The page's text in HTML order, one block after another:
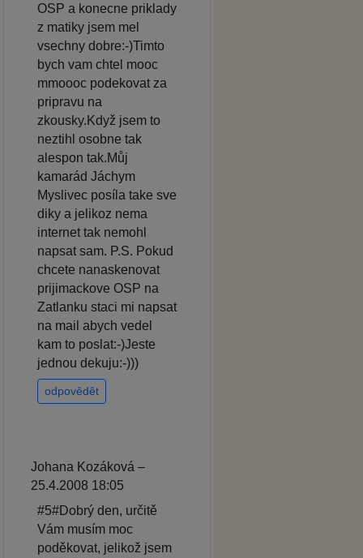
OSP a konecne priklady
z matiky jsem mel
vsechny dobre:-)Timto
bych vam chtel mooc
mmoooc podekovat za
pripravu na
zkousky.Když jsem to
neztihl osobne tak
alespon tak.Můj
kamarád Jáchym
Myslivec posíla take sve
diky a jelikoz nema
internet tak nemohl
napsat sam. P.S. Pokud
chcete nanaskenovat
prijimackove OSP na
Zatlanku staci mi napsat
na mail abych vedel
kam to poslat:-)Jeste
jednou dekuju:-)))
odpovědět
Johana Kozáková –
25.4.2008 18:05
#5#Dobrý den, určitě
Vám musím moc
poděkovat, jelikož jsem